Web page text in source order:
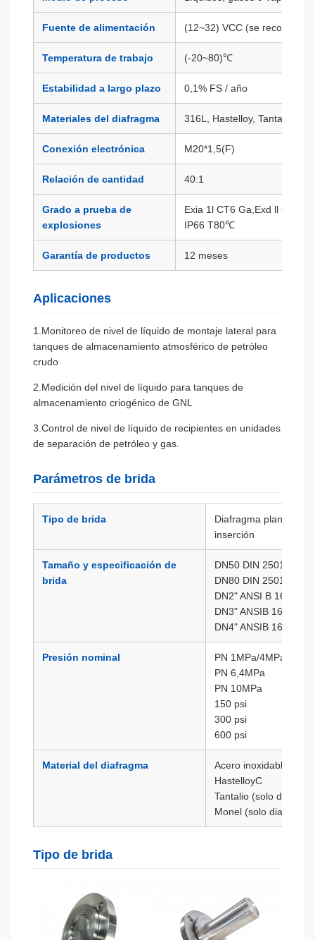
Fuente de alimentación (12~32) VCC (se
Temperatura de trabajo (-20~80)℃
Estabilidad a largo plazo 0,1% FS / año
Materiales del diafragma 316L, Hastelloy, Tantalio, etc.
Conexión electrónica M20*1,5(F)
Relación de cantidad 40:1
Grado a prueba de
explosiones
Exia 1l CT6 Ga,Exd ll CT6
IP66 T80℃
Garantía de productos 12 meses
Aplicaciones
1.Monitoreo de nivel de líquido de montaje lateral para
tanques de almacenamiento atmosférico de petróleo
crudo
2.Medición del nivel de líquido para tanques de
almacenamiento criogénico de GNL
3.Control de nivel de líquido de recipientes en unidades
de separación de petróleo y gas.
Parámetros de brida
Tipo de brida
Diafragma plano,
inserción
Tamaño y especificación de
brida
DN50 DIN 2501
DN80 DIN 2501
DN2" ANSI B 16.5
DN3" ANSIB 16.5
DN4" ANSIB 16.5
Presión nominal
PN 1MPa/4MPa
PN 6,4MPa
PN 10MPa
150 psi
300 psi
600 psi
Material del diafragma
Acero inoxidable 316L
HastelloyC
Tantalio (solo
Monel (solo
Tipo de brida